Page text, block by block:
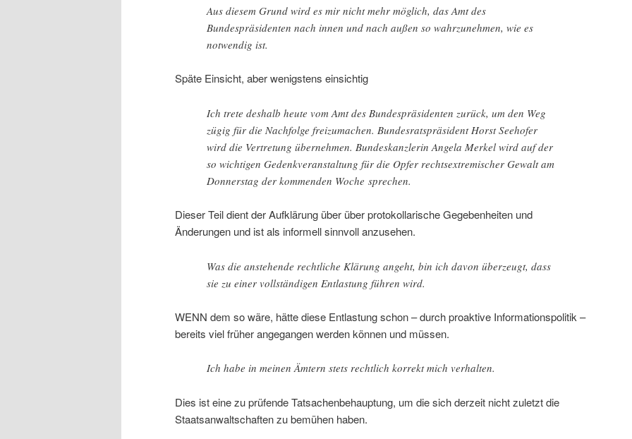
Aus diesem Grund wird es mir nicht mehr möglich, das Amt des
Bundespräsidenten nach innen und nach außen so wahrzunehmen, wie es
notwendig ist.
Späte Einsicht, aber wenigstens einsichtig
Ich trete deshalb heute vom Amt des Bundespräsidenten zurück, um den Weg
zügig für die Nachfolge freizumachen. Bundesratspräsident Horst Seehofer
wird die Vertretung übernehmen. Bundeskanzlerin Angela Merkel wird auf der
so wichtigen Gedenkveranstaltung für die Opfer rechtsextremischer Gewalt am
Donnerstag der kommenden Woche sprechen.
Dieser Teil dient der Aufklärung über über protokollarische Gegebenheiten und
Änderungen und ist als informell sinnvoll anzusehen.
Was die anstehende rechtliche Klärung angeht, bin ich davon überzeugt, dass
sie zu einer vollständigen Entlastung führen wird.
WENN dem so wäre, hätte diese Entlastung schon – durch proaktive Informationspolitik –
bereits viel früher angegangen werden können und müssen.
Ich habe in meinen Ämtern stets rechtlich korrekt mich verhalten.
Dies ist eine zu prüfende Tatsachenbehauptung, um die sich derzeit nicht zuletzt die
Staatsanwaltschaften zu bemühen haben.